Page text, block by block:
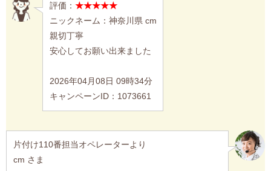
評価： ★★★★★
ニックネーム：神奈川県 cm
親切丁寧
安心してお願い出来ました
2026年04月08日 09時34分
キャンペーンID：1073661
片付け110番担当オペレーターより
cm さま